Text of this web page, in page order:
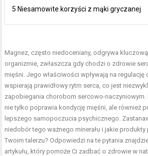
5 Niesamowite korzyści z mąki gryczanej
Magnez, często niedoceniany, odgrywa
organizmie, zwłaszcza gdy chodzi o zdrowie
mięśni. Jego właściwości wpływają na regulację
wspierają prawidłowy rytm serca, co jest
zapobiegania chorobom sercowo-naczyniowym.
nie tylko poprawia kondycję mięśni, ale również
lepszego samopoczucia psychicznego.
niedobór tego ważnego minerału i jakie produkty
Twoim talerzu? Odpowiedzi na te pytania
artykułu, który pomoże Ci zadbać o zdrowie w